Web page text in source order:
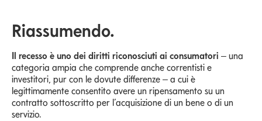
Riassumendo.
Il recesso è uno dei diritti riconosciuti ai consumatori – una
categoria ampia che comprende anche correntisti e
investitori, pur con le dovute differenze – a cui è
legittimamente consentito avere un ripensamento su un
contratto sottoscritto per l’acquisizione di un bene o di un
servizio.